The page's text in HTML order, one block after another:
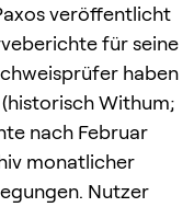
veröffentlicht
für seine
haben
Withum;
nach Februar
monatlicher
Nutzer